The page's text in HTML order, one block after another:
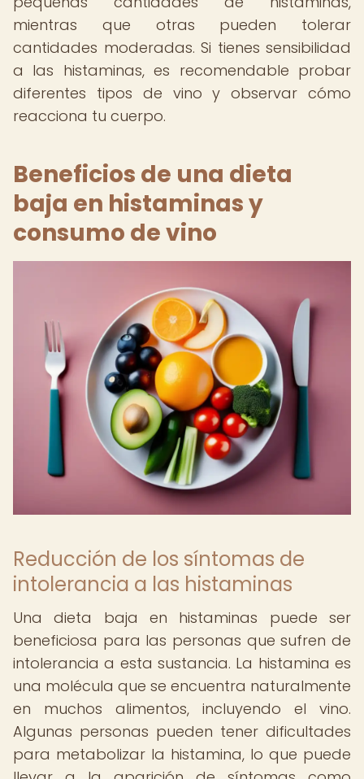
mientras que otras pueden tolerar
cantidades moderadas. Si tienes sensibilidad
a las histaminas, es recomendable probar
diferentes tipos de vino y observar cómo
reacciona tu cuerpo.
Beneficios de una dieta
baja en histaminas y
consumo de vino
Reducción de los síntomas de
intolerancia a las histaminas
Una dieta baja en histaminas puede ser
beneficiosa para las personas que sufren de
intolerancia a esta sustancia. La histamina es
una molécula que se encuentra naturalmente
en muchos alimentos, incluyendo el vino.
Algunas personas pueden tener dificultades
para metabolizar la histamina, lo que puede